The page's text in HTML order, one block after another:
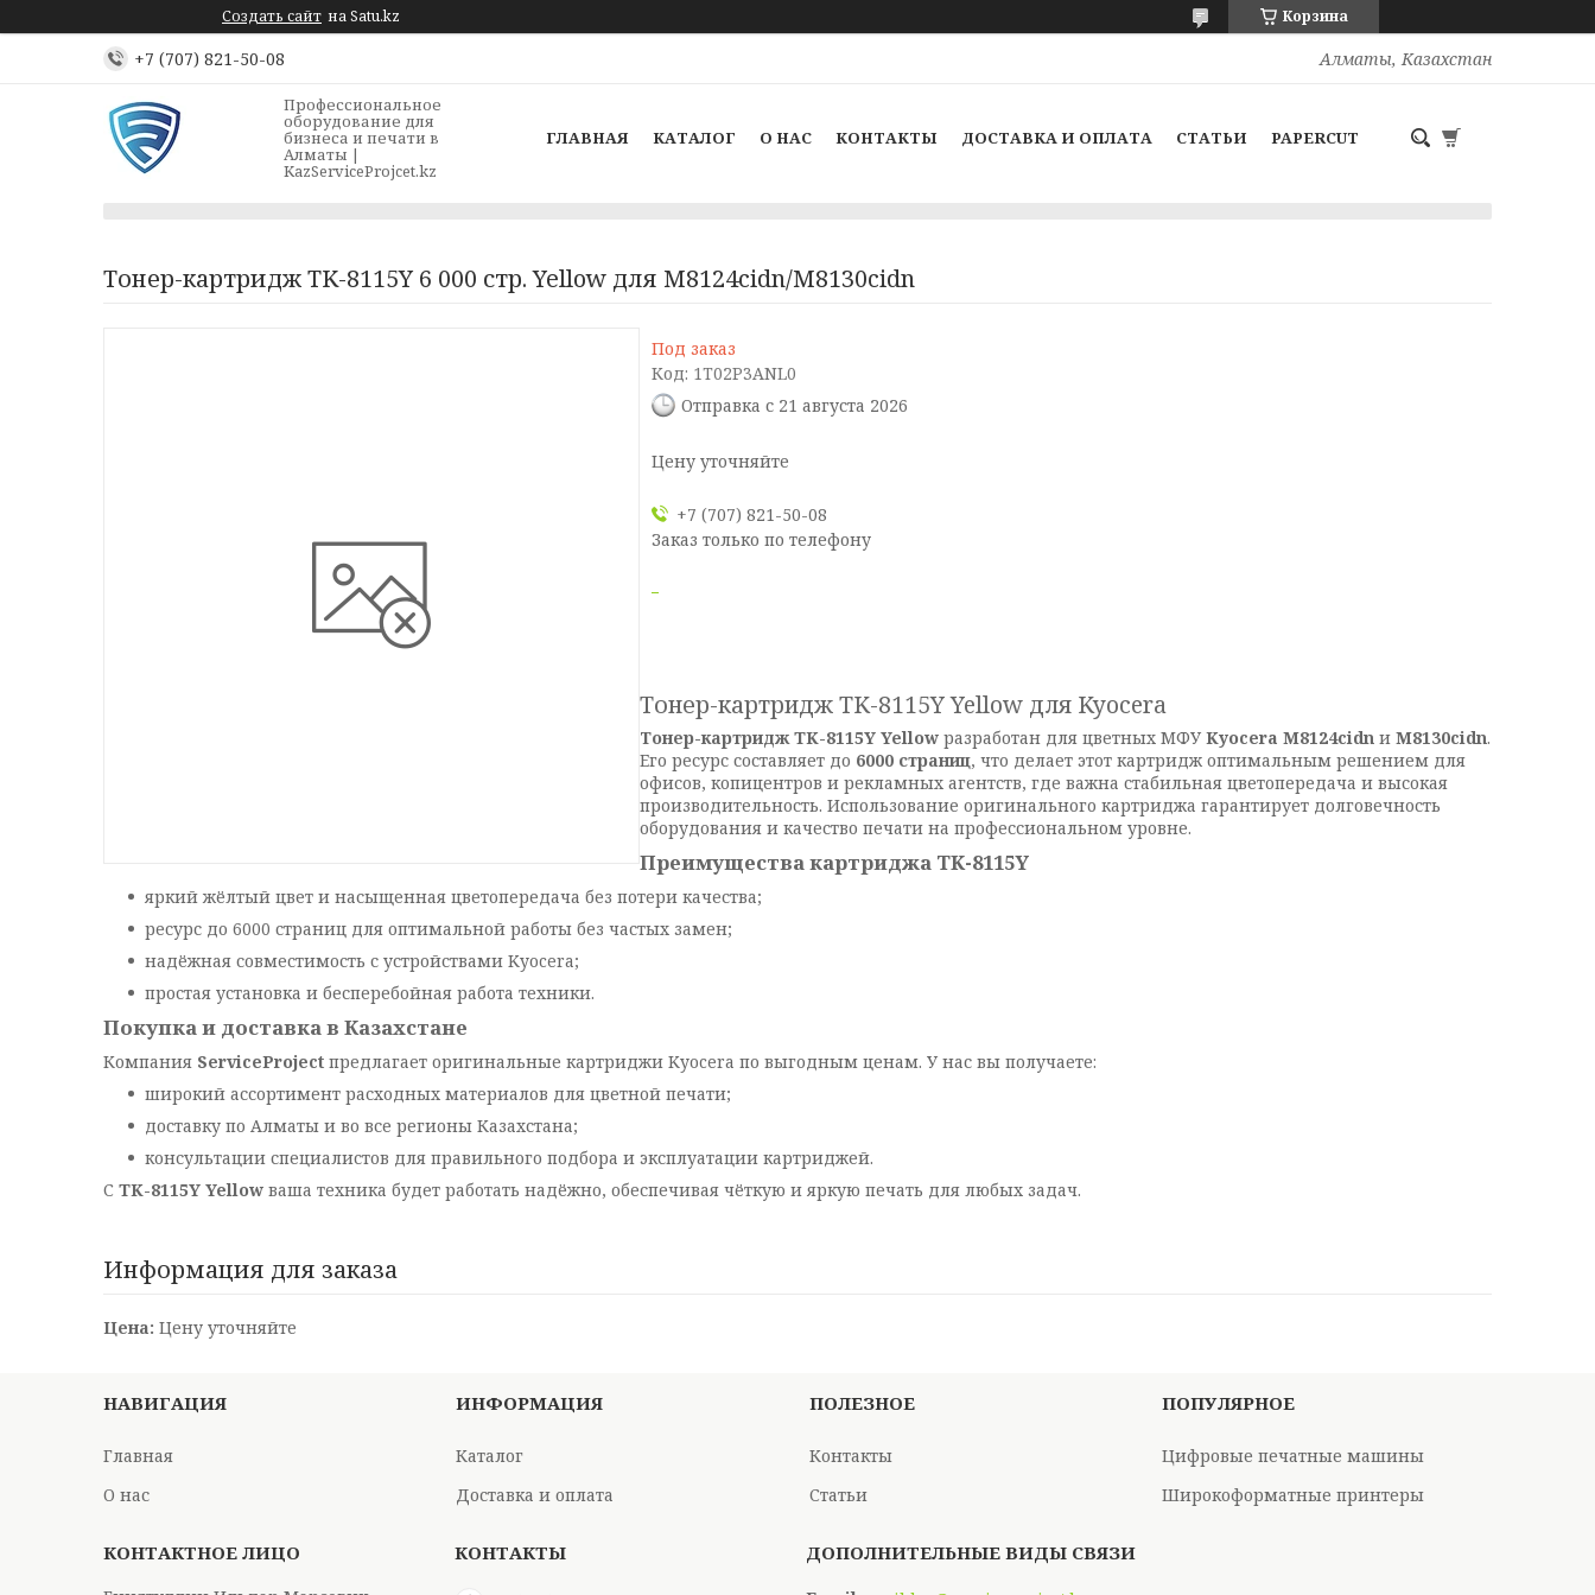
Создать сайт на Satu.kz Корзина
+7 (707) 821-50-08 Алматы, Казахстан
Профессиональное
оборудование для
бизнеса и печати в
Алматы |
KazServiceProjcet.kz
ГЛАВНАЯ КАТАЛОГ О НАС КОНТАКТЫ ДОСТАВКА И ОПЛАТА СТАТЬИ PAPERCUT
Тонер-картридж TK-8115Y 6 000 стр. Yellow для M8124cidn/M8130cidn
Под заказ
Код: 1T02P3ANL0
Отправка с 21 августа 2026
Цену уточняйте
+7 (707) 821-50-08
Заказ только по телефону
Тонер-картридж TK-8115Y Yellow для Kyocera
Тонер-картридж TK-8115Y Yellow разработан для цветных МФУ Kyocera M8124cidn и M8130cidn.
Его ресурс составляет до 6000 страниц, что делает этот картридж оптимальным решением для
офисов, копицентров и рекламных агентств, где важна стабильная цветопередача и высокая
производительность. Использование оригинального картриджа гарантирует долговечность
оборудования и качество печати на профессиональном уровне.
Преимущества картриджа TK-8115Y
яркий жёлтый цвет и насыщенная цветопередача без потери качества;
ресурс до 6000 страниц для оптимальной работы без частых замен;
надёжная совместимость с устройствами Kyocera;
простая установка и бесперебойная работа техники.
Покупка и доставка в Казахстане
Компания ServiceProject предлагает оригинальные картриджи Kyocera по выгодным ценам. У нас вы получаете:
широкий ассортимент расходных материалов для цветной печати;
доставку по Алматы и во все регионы Казахстана;
консультации специалистов для правильного подбора и эксплуатации картриджей.
С TK-8115Y Yellow ваша техника будет работать надёжно, обеспечивая чёткую и яркую печать для любых задач.
Информация для заказа
Цена: Цену уточняйте
НАВИГАЦИЯ
Главная
О нас
ИНФОРМАЦИЯ
Каталог
Доставка и оплата
ПОЛЕЗНОЕ
Контакты
Статьи
ПОПУЛЯРНОЕ
Цифровые печатные машины
Широкоформатные принтеры